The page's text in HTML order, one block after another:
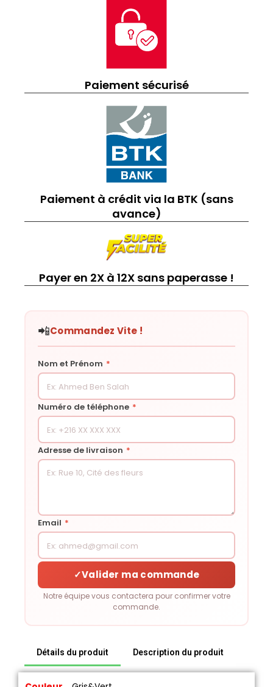
Paiement sécurisé
Paiement à crédit via la BTK (sans
avance)
Payer en 2X à 12X sans paperasse !
📲Commandez Vite !
Nom et Prénom *
Numéro de téléphone *
Adresse de livraison *
Email *
✓Valider ma commande
Notre équipe vous contactera pour confirmer votre
commande.
Détails du produit Description du produit